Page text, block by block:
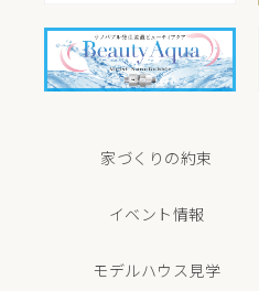
家づくりの約束
イベント情報
モデルハウス見学